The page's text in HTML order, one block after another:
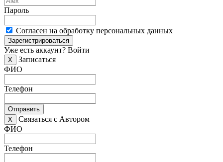
Пароль
Согласен на обработку персональных данных
Зарегистрироваться
Уже есть аккаунт? Войти
X
Записаться
ФИО
Телефон
Отправить
X
Связаться с Автором
ФИО
Телефон